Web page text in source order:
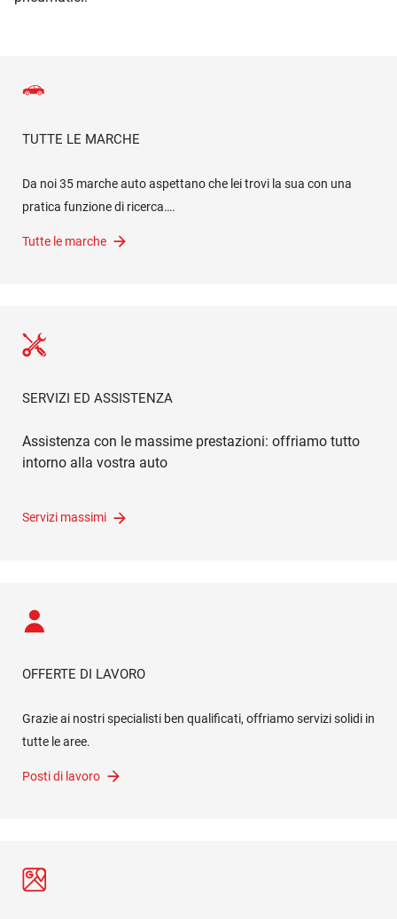
TUTTE LE MARCHE
Da noi 35 marche auto aspettano che lei trovi la sua con una
pratica funzione di ricerca….
Tutte le marche
SERVIZI ED ASSISTENZA
Assistenza con le massime prestazioni: offriamo tutto
intorno alla vostra auto
Servizi massimi
OFFERTE DI LAVORO
Grazie ai nostri specialisti ben qualificati, offriamo servizi solidi in
tutte le aree.
Posti di lavoro